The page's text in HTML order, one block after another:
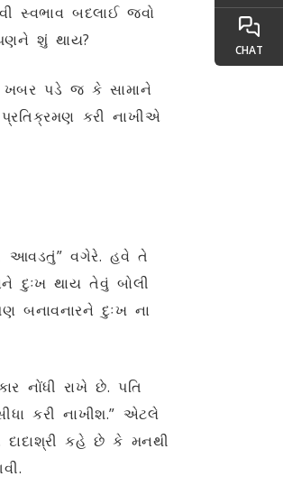
સ્વભાવ બદલાઈ જવો
શું થાય?
પડે જ કે સામાને
કરી નાખીએ
આવડતું” વગેરે. હવે તે
દુઃખ થાય તેવું બોલી
બનાવનારને દુઃખ ના
નોંધી રાખે છે. પતિ
કરી નાખીશ.” એટલે
કહે છે કે મનથી
CHAT